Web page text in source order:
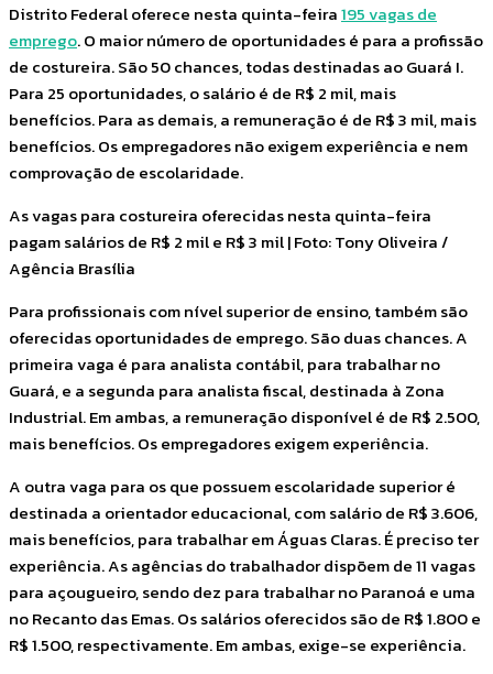
Distrito Federal oferece nesta quinta-feira195 vagas de
emprego. O maior número de oportunidades é para a profissão
de costureira. São 50 chances, todas destinadas ao Guará I.
Para 25 oportunidades, o salário é de R$ 2 mil, mais
benefícios. Para as demais, a remuneração é de R$ 3 mil, mais
benefícios. Os empregadores não exigem experiência e nem
comprovação de escolaridade.
As vagas para costureira oferecidas nesta quinta-feira
pagam salários de R$ 2 mil e R$ 3 mil | Foto: Tony Oliveira /
Agência Brasília
Para profissionais com nível superior de ensino, também são
oferecidas oportunidades de emprego. São duas chances. A
primeira vaga é para analista contábil, para trabalhar no
Guará, e a segunda para analista fiscal, destinada à Zona
Industrial. Em ambas, a remuneração disponível é de R$ 2.500,
mais benefícios. Os empregadores exigem experiência.
A outra vaga para os que possuem escolaridade superior é
destinada a orientador educacional, com salário de R$ 3.606,
mais benefícios, para trabalhar em Águas Claras. É preciso ter
experiência. As agências do trabalhador dispõem de 11 vagas
para açougueiro, sendo dez para trabalhar no Paranoá e uma
no Recanto das Emas. Os salários oferecidos são de R$ 1.800 e
R$ 1.500, respectivamente. Em ambas, exige-se experiência.